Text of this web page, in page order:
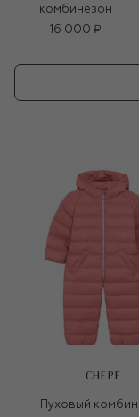
комбинезон
16 000 ₽
CHEPE
Пуховый